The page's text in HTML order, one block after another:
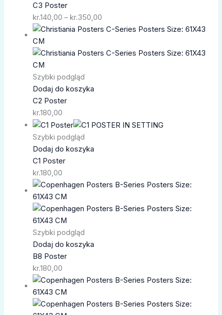
C3 Poster
kr.140,00 – kr.350,00
Szybki podgląd
Dodaj do koszyka
C2 Poster
kr.180,00
Szybki podgląd
Dodaj do koszyka
C1 Poster
kr.180,00
Szybki podgląd
Dodaj do koszyka
B8 Poster
kr.180,00